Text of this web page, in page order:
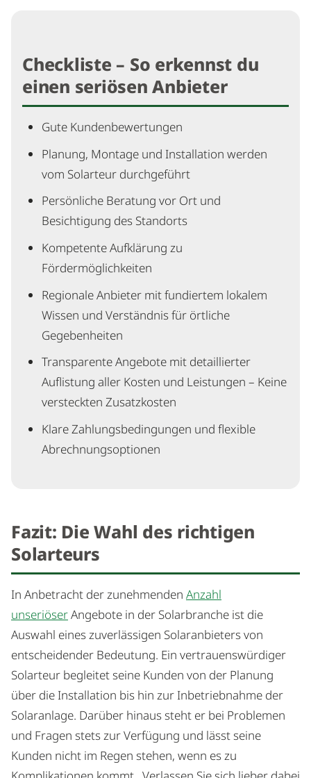
Checkliste – So erkennst du
einen seriösen Anbieter
Gute Kundenbewertungen
Planung, Montage und Installation werden
vom Solarteur durchgeführt
Persönliche Beratung vor Ort und
Besichtigung des Standorts
Kompetente Aufklärung zu
Fördermöglichkeiten
Regionale Anbieter mit fundiertem lokalem
Wissen und Verständnis für örtliche
Gegebenheiten
Transparente Angebote mit detaillierter
Auflistung aller Kosten und Leistungen – Keine
versteckten Zusatzkosten
Klare Zahlungsbedingungen und flexible
Abrechnungsoptionen
Fazit: Die Wahl des richtigen
Solarteurs
In Anbetracht der zunehmendenAnzahl
unseriöserAngebote in der Solarbranche ist die
Auswahl eines zuverlässigen Solaranbieters von
entscheidender Bedeutung. Ein vertrauenswürdiger
Solarteur begleitet seine Kunden von der Planung
über die Installation bis hin zur Inbetriebnahme der
Solaranlage. Darüber hinaus steht er bei Problemen
und Fragen stets zur Verfügung und lässt seine
Kunden nicht im Regen stehen, wenn es zu